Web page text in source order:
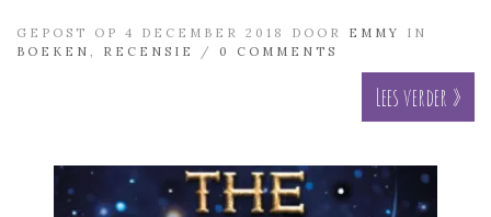
GEPOST OP 4 DECEMBER 2018 DOOR EMMY
IN
BOEKEN
RECENSIE / 0 COMMENTS
Lees verder »